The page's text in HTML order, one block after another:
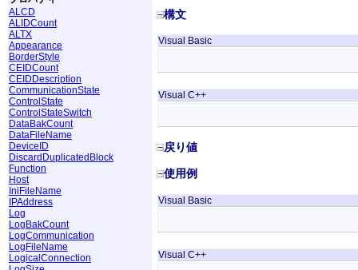
ALCD
ALIDCount
ALTX
Appearance
BorderStyle
CEIDCount
CEIDDescription
CommunicationState
ControlState
ControlStateSwitch
DataBakCount
DataFileName
DeviceID
DiscardDuplicatedBlock
Function
Host
IniFileName
IPAddress
Log
LogBakCount
LogCommunication
LogFileName
LogicalConnection
構文
Visual Basic
Visual C++
戻り値
使用例
Visual Basic
Visual C++